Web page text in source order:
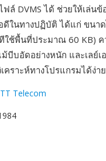
ฟล์ DVMS ได้ ช่วยให้เล่น
ดีในทางปฏิบัติ ได้แก่ ขนา
ใช้พื้นที่ประมาณ 60 KB) ค
ม้บีบอัดอย่างหนัก และเลย์เ
คราะห์ทางโปรแกรมได้ง่าย
Telecom